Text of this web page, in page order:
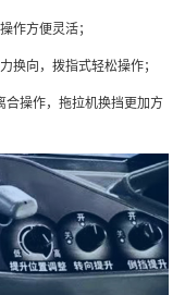
作方便灵活；
换向，拨指式轻松操作；
合操作，拖拉机换挡更加方